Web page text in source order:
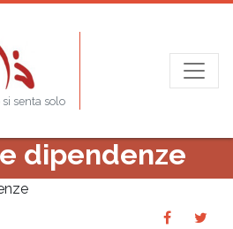
senta solo
dipendenze
Share